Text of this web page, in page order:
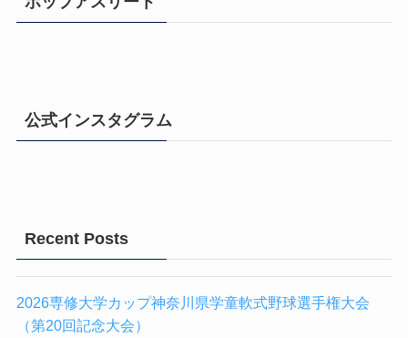
公式インスタグラム
Recent Posts
2026専修大学カップ神奈川県学童軟式野球選手権大会
（第20回記念大会）